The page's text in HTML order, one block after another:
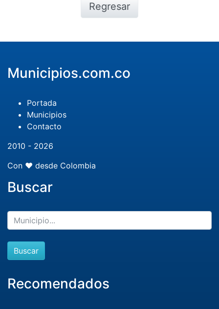
Regresar
Municipios.com.co
Portada
Municipios
Contacto
2010 - 2026
Con ❤️ desde Colombia
Buscar
Buscar
Recomendados